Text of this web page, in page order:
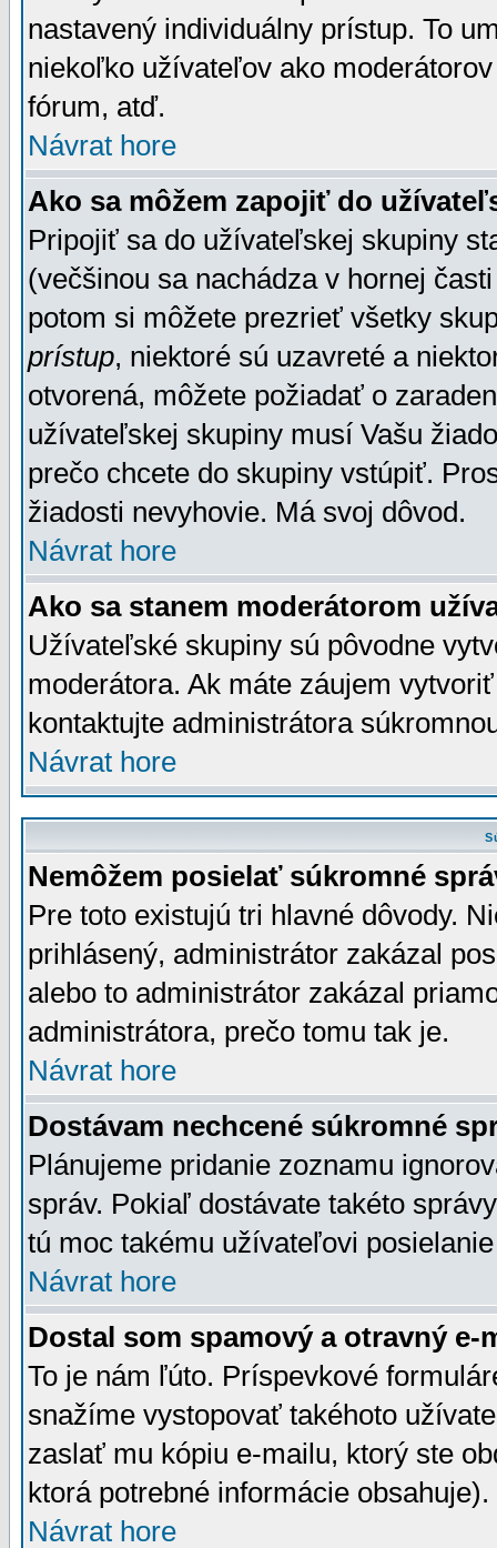
nastavený individuálny prístup. To
niekoľko užívateľov ako
fórum, atď.
Návrat hore
Ako sa môžem zapojiť do
Pripojiť sa do užívateľskej skupiny
(večšinou sa nachádza v hornej
potom si môžete prezrieť všetky
prístup, niektoré sú uzavreté a
otvorená, môžete požiadať o
užívateľskej skupiny musí Vašu
prečo chcete do skupiny vstúpiť.
žiadosti nevyhovie. Má svoj dôvod.
Návrat hore
Ako sa stanem moderátorom
Užívateľské skupiny sú pôvodne
moderátora. Ak máte záujem
kontaktujte administrátora
Návrat hore
Nemôžem posielať súkromné
Pre toto existujú tri hlavné dôvody.
prihlásený, administrátor zakázal
alebo to administrátor zakázal
administrátora, prečo tomu tak je.
Návrat hore
Dostávam nechcené súkromné
Plánujeme pridanie zoznamu
správ. Pokiaľ dostávate takéto
tú moc takému užívateľovi
Návrat hore
Dostal som spamový a otravný e-
To je nám ľúto. Príspevkové
snažíme vystopovať takéhoto
zaslať mu kópiu e-mailu, ktorý ste
ktorá potrebné informácie
Návrat hore